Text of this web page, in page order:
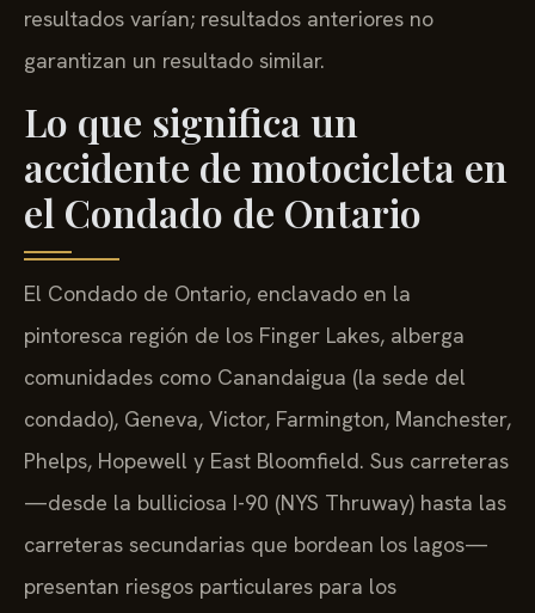
resultados varían; resultados anteriores no
garantizan un resultado similar.
Lo que significa un
accidente de motocicleta en
el Condado de Ontario
El Condado de Ontario, enclavado en la
pintoresca región de los Finger Lakes, alberga
comunidades como Canandaigua (la sede del
condado), Geneva, Victor, Farmington, Manchester,
Phelps, Hopewell y East Bloomfield. Sus carreteras
—desde la bulliciosa I-90 (NYS Thruway) hasta las
carreteras secundarias que bordean los lagos—
presentan riesgos particulares para los